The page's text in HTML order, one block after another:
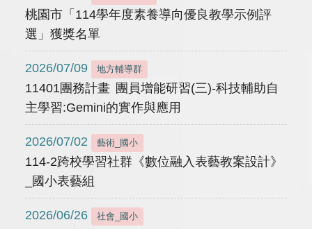
桃園市「114學年度素養導向優良教學示例評
選」獲獎名單
2026/07/09 地方輔導群
11401團務計畫 團員增能研習(三)-科技輔助自
主學習:Gemini的實作與應用
2026/07/02 藝術_國小
114-2跨校學習社群《數位融入表藝教案設計》
_國小表藝組
2026/06/26 社會_國小